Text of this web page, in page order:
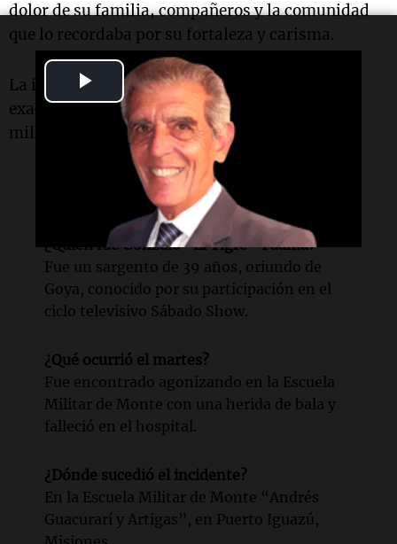
Play
Video
dolor de su familia, compañeros y la comunidad
que lo recordaba por su fortaleza y carisma.
La investigación continúa para determinar
exactamente qué ocurrió dentro del predio
militar.
¿Quién fue Gonzalo “El Tigre” Tuama?
Fue un sargento de 39 años, oriundo de
Goya, conocido por su participación en el
ciclo televisivo Sábado Show.
¿Qué ocurrió el martes?
Fue encontrado agonizando en la Escuela
Militar de Monte con una herida de bala y
falleció en el hospital.
¿Dónde sucedió el incidente?
En la Escuela Militar de Monte “Andrés
Guacurarí y Artigas”, en Puerto Iguazú,